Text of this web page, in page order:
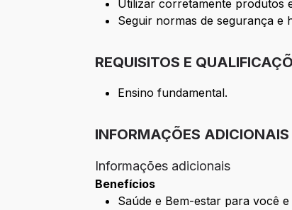
Utilizar corretamente produtos
Seguir normas de segurança e
REQUISITOS E
Ensino fundamental.
INFORMAÇÕES ADICIONAIS
Informações adicionais
Benefícios
Saúde e Bem-estar para você